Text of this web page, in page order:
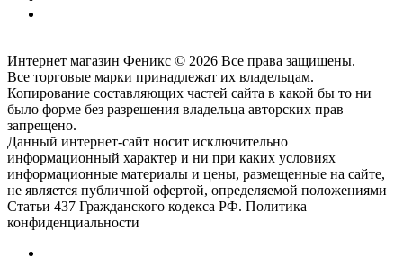
Интернет магазин Феникс © 2026 Все права защищены.
Все торговые марки принадлежат их владельцам.
Копирование составляющих частей сайта в какой бы то ни
было форме без разрешения владельца авторских прав
запрещено.
Данный интернет-сайт носит исключительно
информационный характер и ни при каких условиях
информационные материалы и цены, размещенные на сайте,
не является публичной офертой, определяемой положениями
Статьи 437 Гражданского кодекса РФ. Политика
конфиденциальности